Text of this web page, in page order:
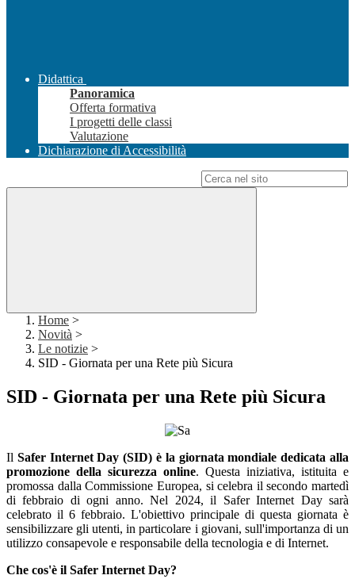
Didattica
Panoramica
Offerta formativa
I progetti delle classi
Valutazione
Dichiarazione di Accessibilità
Home >
Novità >
Le notizie >
SID - Giornata per una Rete più Sicura
SID - Giornata per una Rete più Sicura
Il Safer Internet Day (SID) è la giornata mondiale dedicata alla
promozione della sicurezza online. Questa iniziativa, istituita e
promossa dalla Commissione Europea, si celebra il secondo martedì
di febbraio di ogni anno. Nel 2024, il Safer Internet Day sarà
celebrato il 6 febbraio. L'obiettivo principale di questa giornata è
sensibilizzare gli utenti, in particolare i giovani, sull'importanza di un
utilizzo consapevole e responsabile della tecnologia e di Internet.
Che cos'è il Safer Internet Day?